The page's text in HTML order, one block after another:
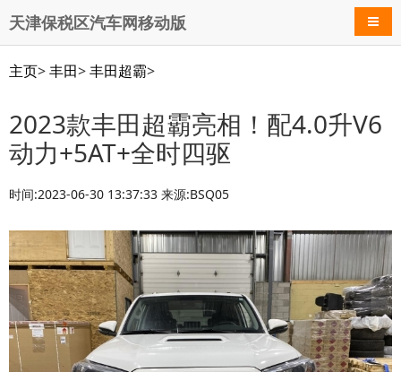
天津保税区汽车网移动版 导航
主页>丰田>丰田超霸>
2023款丰田超霸亮相！配4.0升V6
动力+5AT+全时四驱
时间:2023-06-30 13:37:33 来源:BSQ05